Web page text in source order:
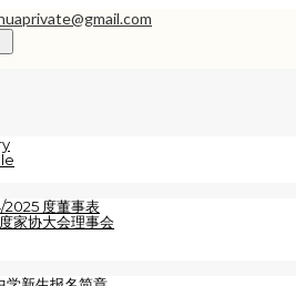
度董事表
家协大会理事会